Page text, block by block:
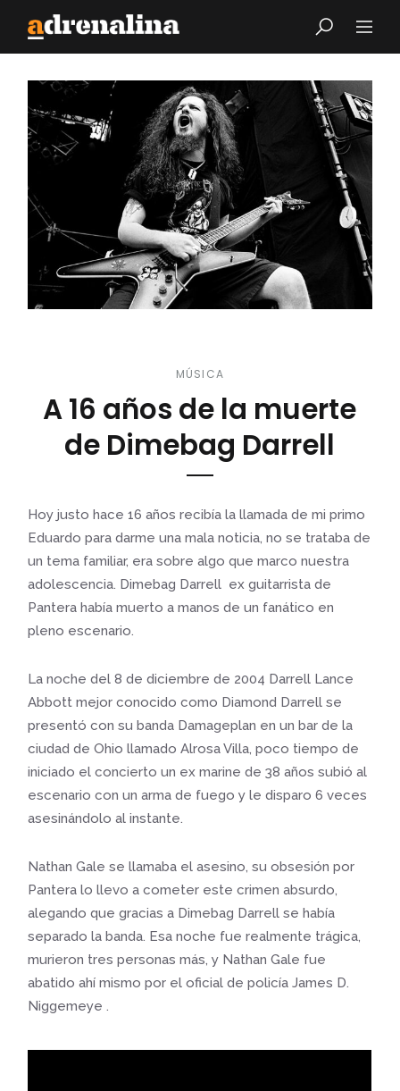
MÚSICA
A 16 años de la muerte
de Dimebag Darrell
Hoy justo hace 16 años recibía la llamada de mi primo
Eduardo para darme una mala noticia, no se trataba de
un tema familiar, era sobre algo que marco nuestra
adolescencia. Dimebag Darrell ex guitarrista de
Pantera había muerto a manos de un fanático en
pleno escenario.
La noche del 8 de diciembre de 2004 Darrell Lance
Abbott mejor conocido como Diamond Darrell se
presentó con su banda Damageplan en un bar de la
ciudad de Ohio llamado Alrosa Villa, poco tiempo de
iniciado el concierto un ex marine de 38 años subió al
escenario con un arma de fuego y le disparo 6 veces
asesinándolo al instante.
Nathan Gale se llamaba el asesino, su obsesión por
Pantera lo llevo a cometer este crimen absurdo,
alegando que gracias a Dimebag Darrell se había
separado la banda. Esa noche fue realmente trágica,
murieron tres personas más, y Nathan Gale fue
abatido ahí mismo por el oficial de policía James D.
Niggemeye .